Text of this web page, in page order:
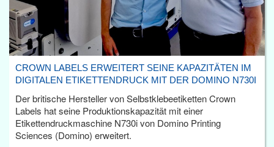
CROWN LABELS ERWEITERT SEINE KAPAZITÄTEN IM
DIGITALEN ETIKETTENDRUCK MIT DER DOMINO N730I
Der britische Hersteller von Selbstklebeetiketten Crown
Labels hat seine Produktionskapazität mit einer
Etikettendruckmaschine N730i von Domino Printing
Sciences (Domino) erweitert.